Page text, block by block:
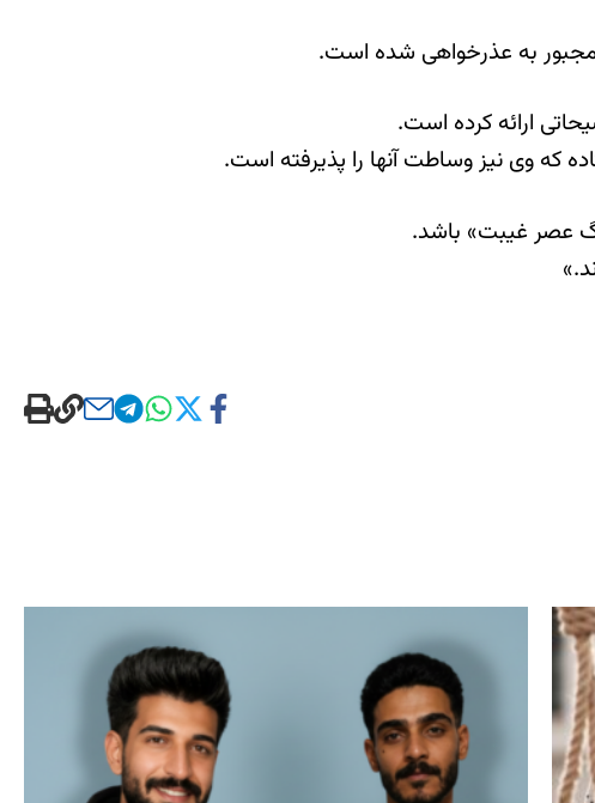
مجبور به عذرخواهی شده است.
ارائه کرده است.
که وی نيز وساطت آنها را پذيرفته است.
عصر غيبت» باشد.